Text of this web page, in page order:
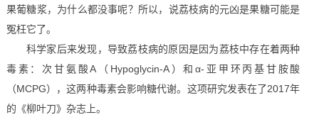
果葡糖浆，为什么都没事呢？所以，说荔枝病的元凶是果糖可能是
冤枉它了。
科学家后来发现，导致荔枝病的原因是因为荔枝中存在着两种
毒素：次甘氨酸A（Hypoglycin-A）和α-亚甲环丙基甘胺酸
（MCPG），这两种毒素会影响糖代谢。这项研究发表在了2017年
的《柳叶刀》杂志上。